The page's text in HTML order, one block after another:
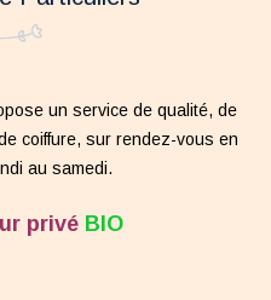
un service de qualité, de
coiffure, sur rendez-vous en
au samedi.
privé BIO